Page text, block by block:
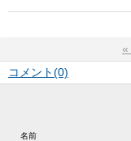
«
コメント(0)
名前